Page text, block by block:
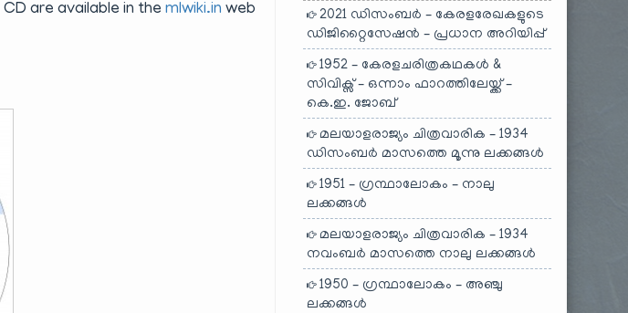
are available in themlwiki.in web
2021 ഡിസംബർ – കേരളരേഖകളുടെ
ഡിജിറ്റൈസേഷൻ – പ്രധാന അറിയിപ്പ്
1952 – കേരളചരിത്രകഥകൾ &
സിവിക്സ് – ഒന്നാം ഫാറത്തിലേയ്ക്ക് –
കെ.ഇ. ജോബ്
മലയാളരാജ്യം ചിത്രവാരിക – 1934
ഡിസംബർ മാസത്തെ മൂന്നു ലക്കങ്ങൾ
1951 – ഗ്രന്ഥാലോകം – നാലു
ലക്കങ്ങൾ
മലയാളരാജ്യം ചിത്രവാരിക – 1934
നവംബർ മാസത്തെ നാലു ലക്കങ്ങൾ
1950 – ഗ്രന്ഥാലോകം – അഞ്ചു
ലക്കങ്ങൾ